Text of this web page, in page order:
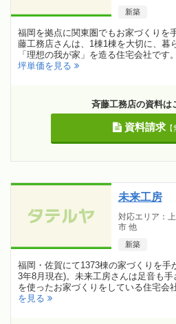
新築
福岡を拠点に関東圏でもお家づくりを
藤工務店さんは、1棟1棟を大切に、暮
「理想の我が家」を造る住宅会社です
坪単価を見る
斉藤工務店の資料は
資料請求【
未来工房
対応エリア：
市 他
新築
福岡・佐賀にて1373棟の家づくりを手
3年8月現在)。未来工房さんは足音も
を使ったお家づくりをしている住宅会
を見る